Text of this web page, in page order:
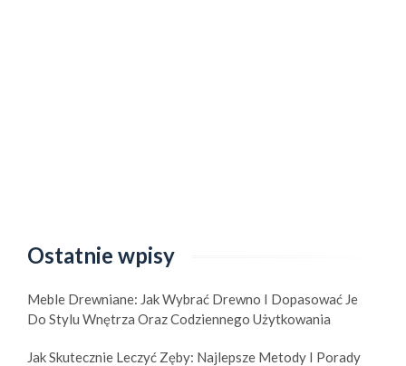
Ostatnie wpisy
Meble Drewniane: Jak Wybrać Drewno I Dopasować Je
Do Stylu Wnętrza Oraz Codziennego Użytkowania
Jak Skutecznie Leczyć Zęby: Najlepsze Metody I Porady